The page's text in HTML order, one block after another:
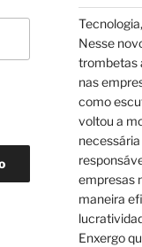
Nesse
trombetas
nas
como
voltou a
empresas
maneira
Enxergo